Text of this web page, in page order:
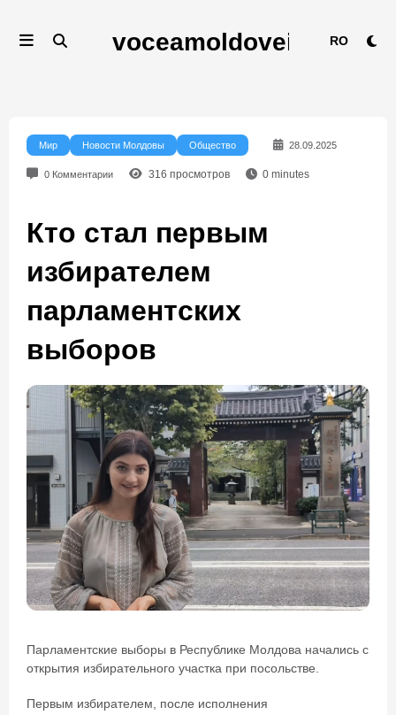
содержимому
RO
Мир Новости Молдовы Общество 28.09.2025
0 Комментарии 316 просмотров 0 minutes
Кто стал первым
избирателем
парламентских
выборов
Парламентские выборы в Республике Молдова начались с
открытия избирательного участка при посольстве.
Первым избирателем, после исполнения